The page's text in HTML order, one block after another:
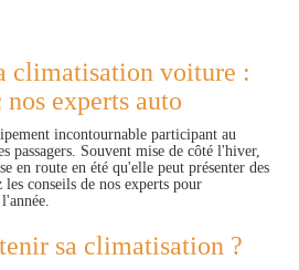
climatisation voiture :
experts auto
incontournable participant au
passagers. Souvent mise de côté l'hiver,
en route en été qu'elle peut présenter des
les conseils de nos experts pour
sa climatisation ?